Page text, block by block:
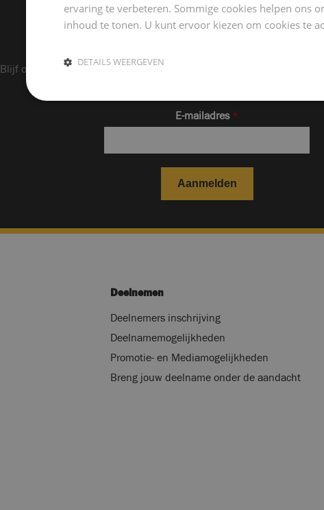
Op de hoogte blijven?
Blijf op de hoogte van exclusieve updates, nieuws en evenementen!
E-mailadres*
Deelnemen
Deelnemers inschrijving
Deelnamemogelijkheden
Promotie- en Mediamogelijkheden
Breng jouw deelname onder de aandacht
ervaring te verbeteren. Sommige cookies helpen ons
inhoud te tonen. U kunt ervoor kiezen om cookies te
DETAILS WEERGEVEN